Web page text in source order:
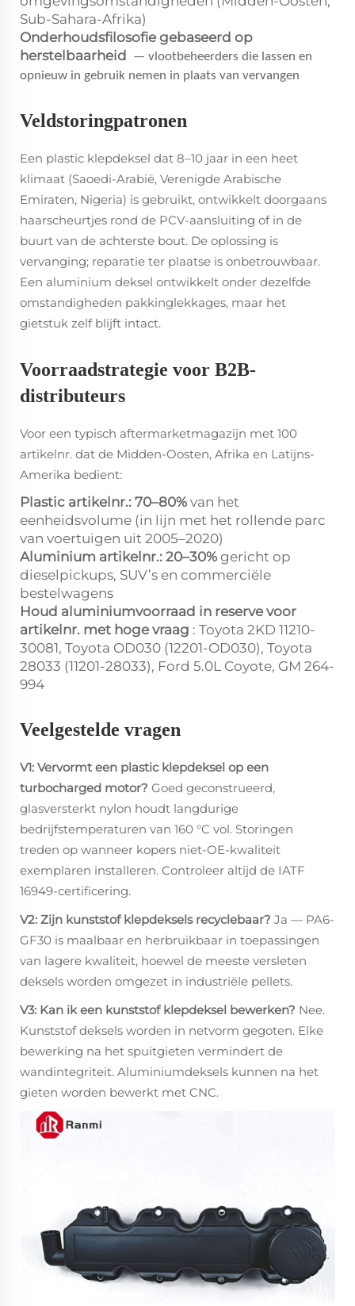
Sub-Sahara-Afrika)
Onderhoudsfilosofie gebaseerd op
herstelbaarheid — vlootbeheerders die lassen en
opnieuw in gebruik nemen in plaats van vervangen
Veldstoringpatronen
Een plastic klepdeksel dat 8–10 jaar in een heet
klimaat (Saoedi-Arabië, Verenigde Arabische
Emiraten, Nigeria) is gebruikt, ontwikkelt doorgaans
haarscheurtjes rond de PCV-aansluiting of in de
buurt van de achterste bout. De oplossing is
vervanging; reparatie ter plaatse is onbetrouwbaar.
Een aluminium deksel ontwikkelt onder dezelfde
omstandigheden pakkinglekkages, maar het
gietstuk zelf blijft intact.
Voorraadstrategie voor B2B-
distributeurs
Voor een typisch aftermarketmagazijn met 100
artikelnr. dat de Midden-Oosten, Afrika en Latijns-
Amerika bedient:
Plastic artikelnr.: 70–80% van het
eenheidsvolume (in lijn met het rollende parc
van voertuigen uit 2005–2020)
Aluminium artikelnr.: 20–30% gericht op
dieselpickups, SUV’s en commerciële
bestelwagens
Houd aluminiumvoorraad in reserve voor
artikelnr. met hoge vraag : Toyota 2KD 11210-
30081, Toyota OD030 (12201-OD030), Toyota
28033 (11201-28033), Ford 5.0L Coyote, GM 264-
994
Veelgestelde vragen
V1: Vervormt een plastic klepdeksel op een
turbocharged motor? Goed geconstrueerd,
glasversterkt nylon houdt langdurige
bedrijfstemperaturen van 160 °C vol. Storingen
treden op wanneer kopers niet-OE-kwaliteit
exemplaren installeren. Controleer altijd de IATF
16949-certificering.
V2: Zijn kunststof klepdeksels recyclebaar? Ja — PA6-
GF30 is maalbaar en herbruikbaar in toepassingen
van lagere kwaliteit, hoewel de meeste versleten
deksels worden omgezet in industriële pellets.
V3: Kan ik een kunststof klepdeksel bewerken? Nee.
Kunststof deksels worden in netvorm gegoten. Elke
bewerking na het spuitgieten vermindert de
wandintegriteit. Aluminiumdeksels kunnen na het
gieten worden bewerkt met CNC.